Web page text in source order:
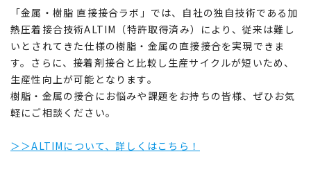
「金属・樹脂 直接接合ラボ」では、自社の独自技術である加
熱圧着接合技術ALTIM（特許取得済み）により、従来は難し
いとされてきた仕様の樹脂・金属の直接接合を実現できま
す。さらに、接着剤接合と比較し生産サイクルが短いため、
生産性向上が可能となります。
樹脂・金属の接合にお悩みや課題をお持ちの皆様、ぜひお気
軽にご相談ください。
＞＞ALTIMについて、詳しくはこちら！